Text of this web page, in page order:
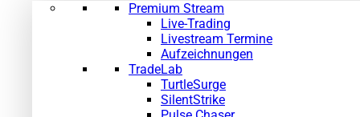
Premium Stream
Live-Trading
Livestream Termine
Aufzeichnungen
TradeLab
TurtleSurge
SilentStrike